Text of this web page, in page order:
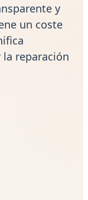
y
un coste
reparación